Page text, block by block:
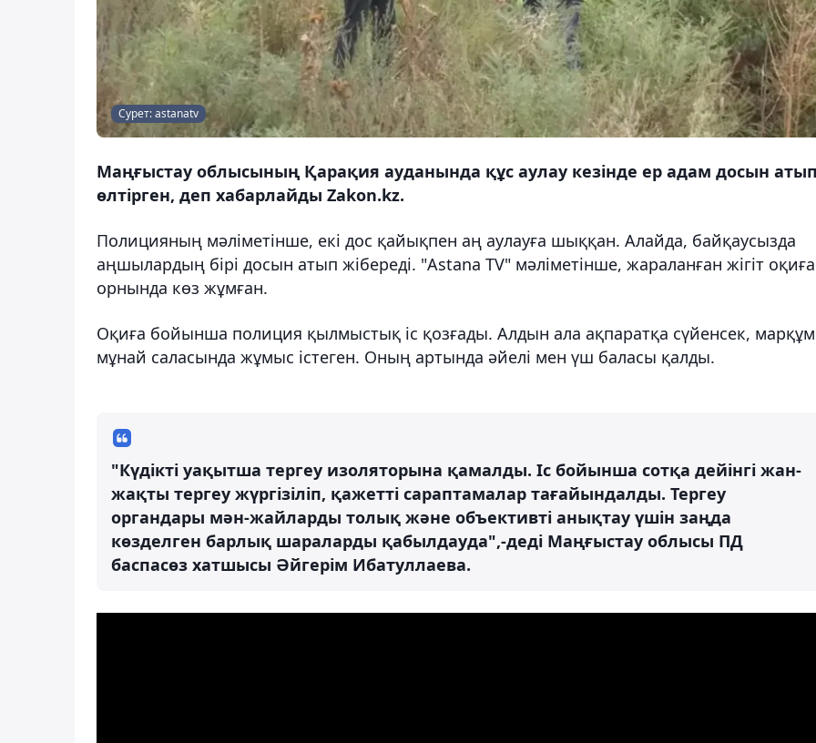
Сурет: astanatv
Маңғыстау облысының Қарақия ауданында құс аулау кезінде ер адам досын
өлтірген, деп хабарлайды Zakon.kz.
Полицияның мәліметінше, екі дос қайықпен аң аулауға шыққан. Алайда, байқаусызда
аңшылардың бірі досын атып жібереді. "Astana TV" мәліметінше, жараланған жігіт оқиға
орнында көз жұмған.
Оқиға бойынша полиция қылмыстық іс қозғады. Алдын ала ақпаратқа сүйенсек, марқұм
мұнай саласында жұмыс істеген. Оның артында әйелі мен үш баласы қалды.
"Күдікті уақытша тергеу изоляторына қамалды. Іс бойынша сотқа дейінгі жан-
жақты тергеу жүргізіліп, қажетті сараптамалар тағайындалды. Тергеу
органдары мән-жайларды толық және объективті анықтау үшін заңда
көзделген барлық шараларды қабылдауда",-деді Маңғыстау облысы ПД
баспасөз хатшысы Әйгерім Ибатуллаева.